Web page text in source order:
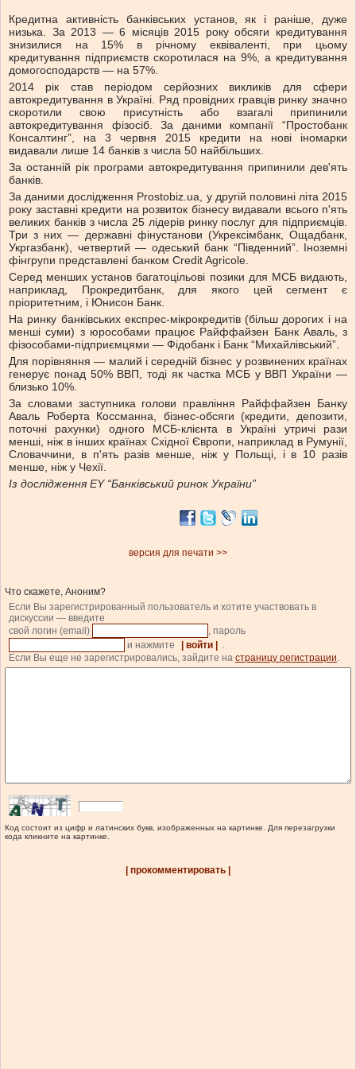
Кредитна активність банківських установ, як і раніше, дуже
низька. За 2013 — 6 місяців 2015 року обсяги кредитування
знизилися на 15% в річному еквіваленті, при цьому
кредитування підприємств скоротилася на 9%, а кредитування
домогосподарств — на 57%.
2014 рік став періодом серйозних викликів для сфери
автокредитування в Україні. Ряд провідних гравців ринку значно
скоротили свою присутність або взагалі припинили
автокредитування фізосіб. За даними компанії “Простобанк
Консалтинг”, на 3 червня 2015 кредити на нові іномарки
видавали лише 14 банків з числа 50 найбільших.
За останній рік програми автокредитування припинили дев'ять
банків.
За даними дослідження Prostobiz.ua, у другій половині літа 2015
року заставні кредити на розвиток бізнесу видавали всього п'ять
великих банків з числа 25 лідерів ринку послуг для підприємців.
Три з них — державні фінустанови (Укрексімбанк, Ощадбанк,
Укргазбанк), четвертий — одеський банк “Південний”. Іноземні
фінгрупи представлені банком Credit Agricole.
Серед менших установ багатоцільові позики для МСБ видають,
наприклад, Прокредитбанк, для якого цей сегмент є
пріоритетним, і Юнисон Банк.
На ринку банківських експрес-мікрокредитів (більш дорогих і на
менші суми) з юрособами працює Райффайзен Банк Аваль, з
фізособами-підприємцями — Фідобанк і Банк “Михайлівський”.
Для порівняння — малий і середній бізнес у розвинених країнах
генерує понад 50% ВВП, тоді як частка МСБ у ВВП України —
близько 10%.
За словами заступника голови правління Райффайзен Банку
Аваль Роберта Коссманна, бізнес-обсяги (кредити, депозити,
поточні рахунки) одного МСБ-клієнта в Україні утричі рази
менші, ніж в інших країнах Східної Європи, наприклад в Румунії,
Словаччини, в п'ять разів менше, ніж у Польщі, і в 10 разів
менше, ніж у Чехії.
Із дослідження EY “Банківський ринок України”
версия для печати >>
Что скажете, Аноним?
Если Вы зарегистрированный пользователь и хотите участвовать в
дискуссии — введите
свой логин (email)
, пароль
и нажмите
| войти |
.
Если Вы еще не зарегистрировались, зайдите на страницу регистрации.
Код состоит из цифр и латинских букв, изображенных на картинке. Для перезагрузки
кода кликните на картинке.
| прокомментировать |